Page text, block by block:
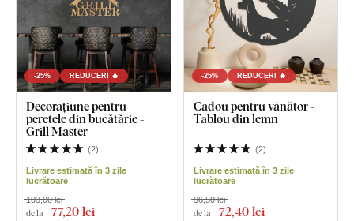
-25% REDUCERI 🔥
Decorațiune pentru
peretele din bucătărie -
Grill Master
(2)
Livrare estimată în 3 zile
lucrătoare
de la 77,20 lei
103,00 lei
-25% REDUCERI 🔥
Cadou pentru vânător -
Tablou din lemn
(2)
Livrare estimată în 3 zile
lucrătoare
de la 72,40 lei
96,50 lei